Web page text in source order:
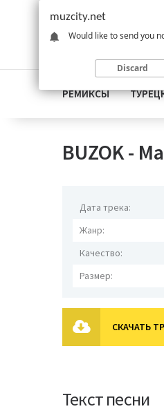
РЕМИКСЫ
BUZOK -
Дата трека:
Жанр:
Качество:
Размер:
СКАЧАТЬ
Текст песни
muzcity.net
Would like to send you
Discard